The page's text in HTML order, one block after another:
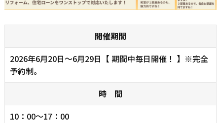
開催期間
2026年6月20日～6月29日【 期間中毎日開催！ 】※完全
予約制。
時 間
10：00～17：00